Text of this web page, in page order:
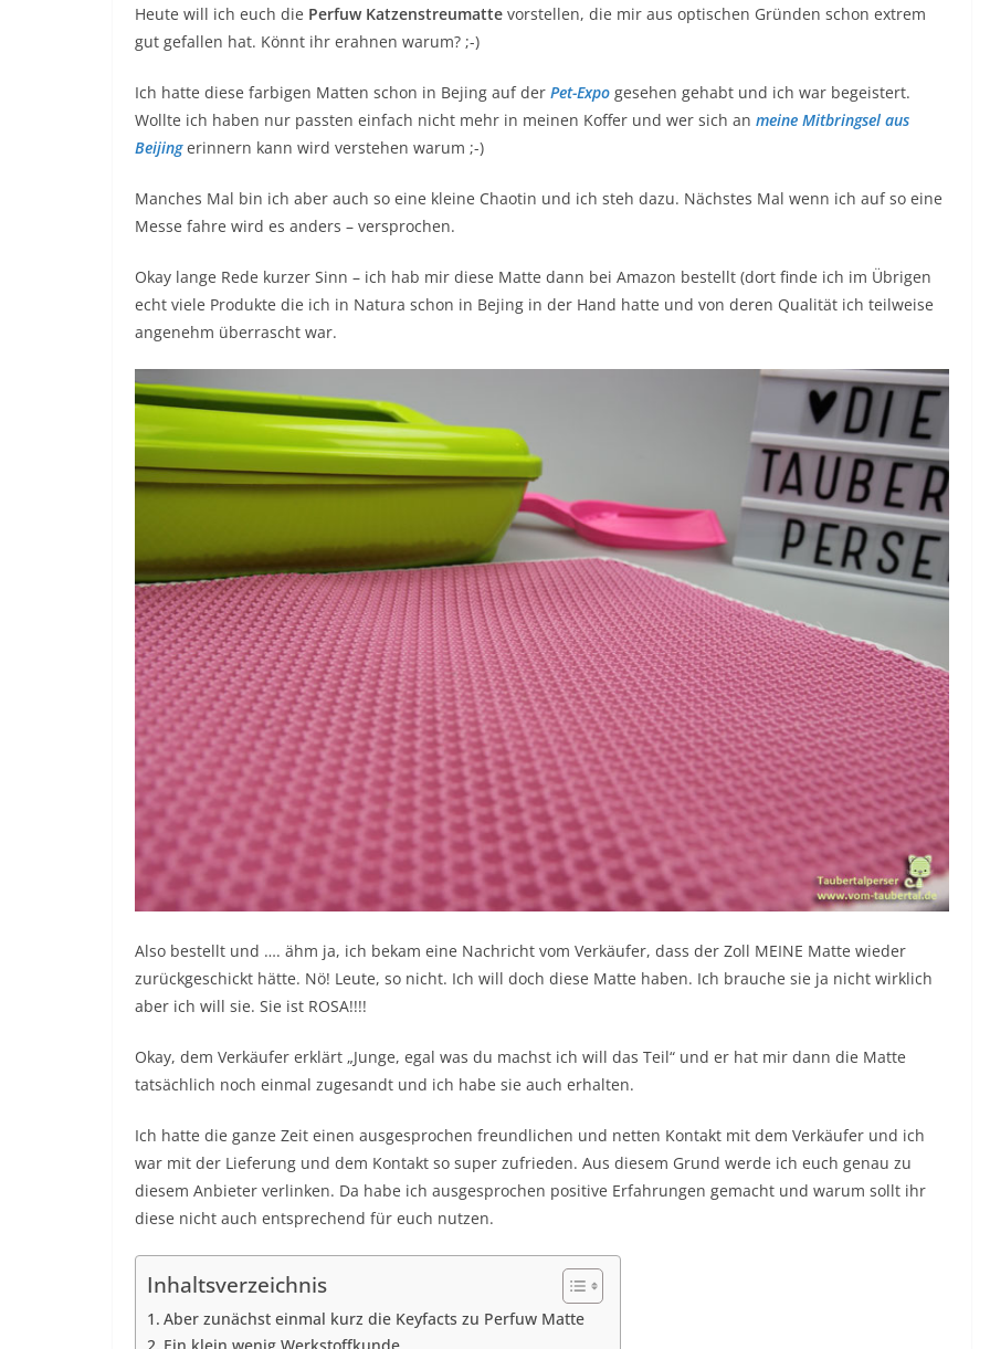
Heute will ich euch die Perfuw Katzenstreumatte vorstellen, die mir aus optischen Gründen schon extrem
gut gefallen hat. Könnt ihr erahnen warum? ;-)
Ich hatte diese farbigen Matten schon in Bejing auf der Pet-Expo gesehen gehabt und ich war begeistert.
Wollte ich haben nur passten einfach nicht mehr in meinen Koffer und wer sich an meine Mitbringsel aus
Beijingerinnern kann wird verstehen warum ;-)
Manches Mal bin ich aber auch so eine kleine Chaotin und ich steh dazu. Nächstes Mal wenn ich auf so eine
Messe fahre wird es anders – versprochen.
Okay lange Rede kurzer Sinn – ich hab mir diese Matte dann bei Amazon bestellt (dort finde ich im Übrigen
echt viele Produkte die ich in Natura schon in Bejing in der Hand hatte und von deren Qualität ich teilweise
angenehm überrascht war.
Also bestellt und …. ähm ja, ich bekam eine Nachricht vom Verkäufer, dass der Zoll MEINE Matte wieder
zurückgeschickt hätte. Nö! Leute, so nicht. Ich will doch diese Matte haben. Ich brauche sie ja nicht wirklich
aber ich will sie. Sie ist ROSA!!!!
Okay, dem Verkäufer erklärt „Junge, egal was du machst ich will das Teil“ und er hat mir dann die Matte
tatsächlich noch einmal zugesandt und ich habe sie auch erhalten.
Ich hatte die ganze Zeit einen ausgesprochen freundlichen und netten Kontakt mit dem Verkäufer und ich
war mit der Lieferung und dem Kontakt so super zufrieden. Aus diesem Grund werde ich euch genau zu
diesem Anbieter verlinken. Da habe ich ausgesprochen positive Erfahrungen gemacht und warum sollt ihr
diese nicht auch entsprechend für euch nutzen.
Inhaltsverzeichnis
Aber zunächst einmal kurz die Keyfacts zu Perfuw Matte